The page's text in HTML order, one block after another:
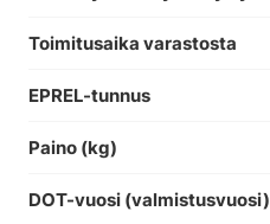
Toimitusaika varastosta
EPREL-tunnus
Paino (kg)
DOT-vuosi (valmistusvuosi)